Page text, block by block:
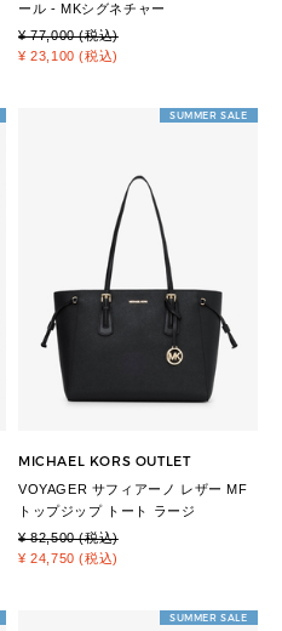
ール - MKシグネチャー
¥ 77,000 (税込)
¥ 23,100 (税込)
SUMMER SALE
MICHAEL KORS OUTLET
VOYAGER サフィアーノ レザー MF
トップジップ トート ラージ
¥ 82,500 (税込)
¥ 24,750 (税込)
SUMMER SALE